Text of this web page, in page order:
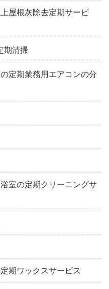
屋根灰除去定期サービ
期清掃
定期業務用エアコンの分
室の定期クリーニングサ
期ワックスサービス